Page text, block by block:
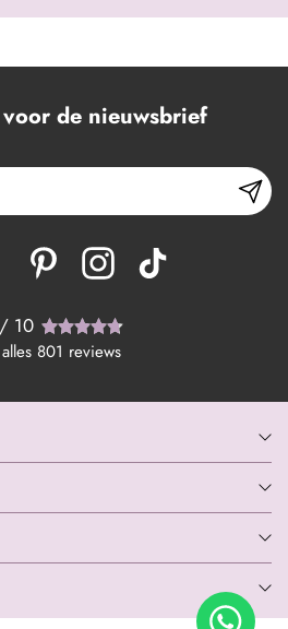
de nieuwsbrief
/ 10
801 reviews